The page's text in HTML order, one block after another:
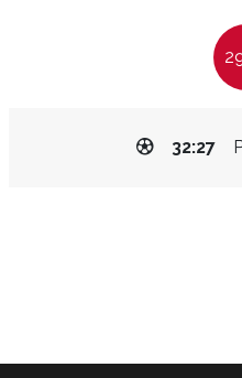
32:27